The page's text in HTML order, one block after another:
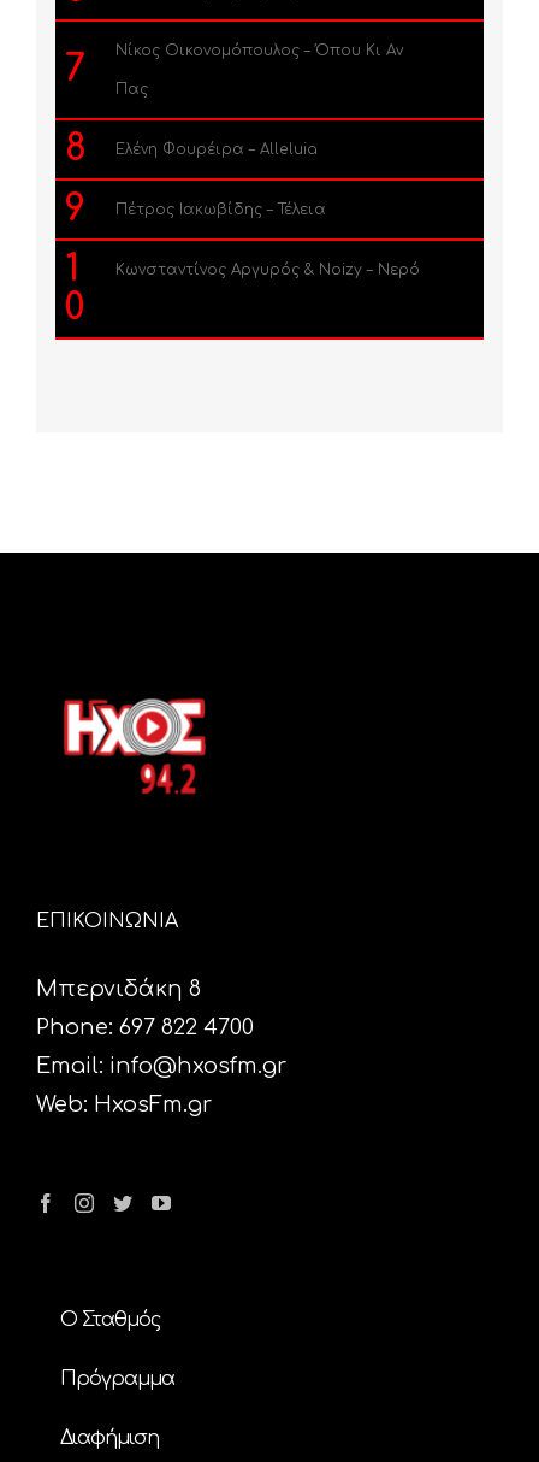
7 Νίκος Οικονομόπουλος – Όπου Κι Αν
Πας
8 Ελένη Φουρέιρα – Alleluia
9 Πέτρος Ιακωβίδης – Τέλεια
1
0
Κωνσταντίνος Αργυρός & Noizy – Νερό
ΕΠΙΚΟΙΝΩΝΙΑ
Μπερνιδάκη 8
Phone: 697 822 4700
Email: info@hxosfm.gr
Web: HxosFm.gr
Ο Σταθμός
Πρόγραμμα
Διαφήμιση